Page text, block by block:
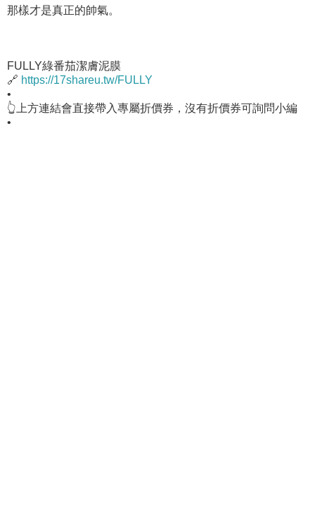
那樣才是真正的帥氣。
FULLY綠番茄潔膚泥膜
🔗 https://17shareu.tw/FULLY
•
👆上方連結會直接帶入專屬折價券，沒有折價券可詢問小編
•